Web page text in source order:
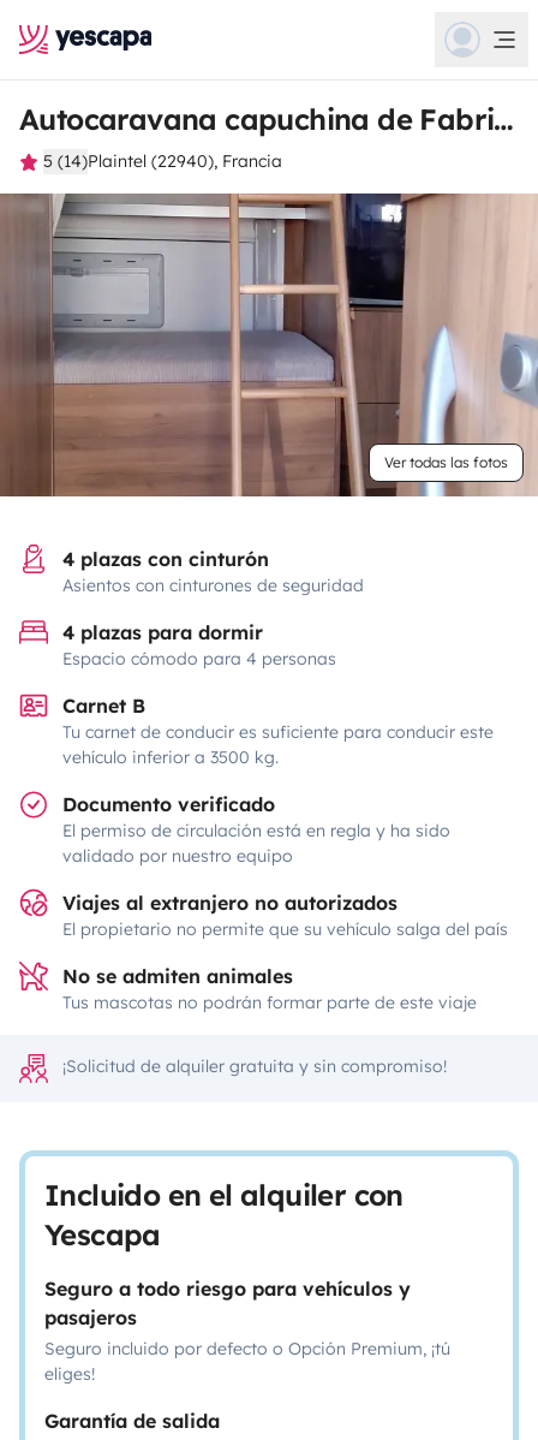
Autocaravana capuchina de Fabrice
5 (14)Plaintel (22940), Francia
Ver todas las fotos
4 plazas con cinturón
Asientos con cinturones de seguridad
4 plazas para dormir
Espacio cómodo para 4 personas
Carnet B
Tu carnet de conducir es suficiente para conducir este
vehículo inferior a 3500 kg.
Documento verificado
El permiso de circulación está en regla y ha sido
validado por nuestro equipo
Viajes al extranjero no autorizados
El propietario no permite que su vehículo salga del país
No se admiten animales
Tus mascotas no podrán formar parte de este viaje
¡Solicitud de alquiler gratuita y sin compromiso!
Incluido en el alquiler con
Yescapa
Seguro a todo riesgo para vehículos y
pasajeros
Seguro incluido por defecto o Opción Premium, ¡tú
eliges!
Garantía de salida